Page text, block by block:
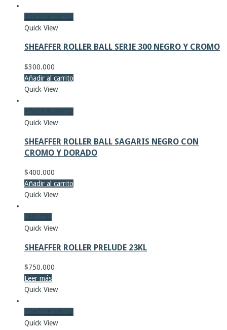
Quick View
SHEAFFER ROLLER BALL SERIE 300 NEGRO Y CROMO
$300.000
Añadir al carrito
Quick View
Quick View
SHEAFFER ROLLER BALL SAGARIS NEGRO CON
CROMO Y DORADO
$400.000
Añadir al carrito
Quick View
Quick View
SHEAFFER ROLLER PRELUDE 23KL
$750.000
Leer más
Quick View
Quick View